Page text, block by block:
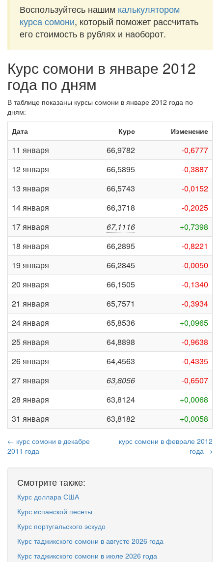
Воспользуйтесь нашим калькулятором
курса сомони, который поможет рассчитать
его стоимость в рублях и наоборот.
Курс сомони в январе 2012
года по дням
В таблице показаны курсы сомони в январе 2012 года по
дням:
Дата
Курс Изменение
11 января 66,9782
-0,6777
12 января
66,5895
-0,3887
13 января
66,5743
-0,0152
14 января
66,3718
-0,2025
17 января
67,1116
+0,7398
18 января
66,2895
-0,8221
19 января
66,2845
-0,0050
20 января
66,1505
-0,1340
21 января
65,7571
-0,3934
24 января
65,8536
+0,0965
25 января
64,8898
-0,9638
26 января
64,4563
-0,4335
27 января
63,8056
-0,6507
28 января
63,8124
+0,0068
31 января
63,8182 +0,0058
← курс сомони в декабре
2011 года
курс сомони в феврале 2012
года →
Смотрите также:
Курс доллара США
Курс испанской песеты
Курс португальского эскудо
Курс таджикского сомони в августе 2026 года
Курс таджикского сомони в июле 2026 года